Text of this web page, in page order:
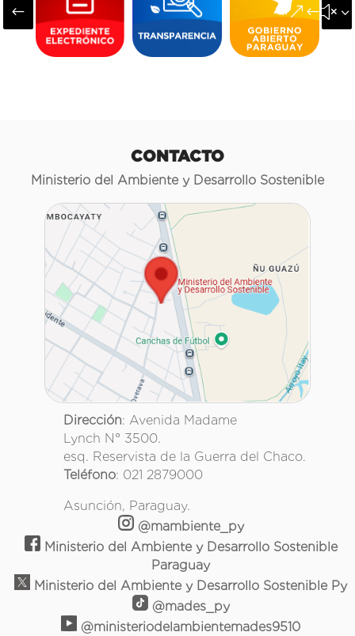
#
CONTACTO
Ministerio del Ambiente y Desarrollo Sostenible
Dirección: Avenida Madame
Lynch N° 3500.
esq. Reservista de la Guerra del Chaco.
Teléfono: 021 2879000
Asunción, Paraguay.
@mambiente_py
Ministerio del Ambiente y Desarrollo Sostenible
Paraguay
Ministerio del Ambiente y Desarrollo Sostenible Py
@mades_py
@ministeriodelambientemades9510